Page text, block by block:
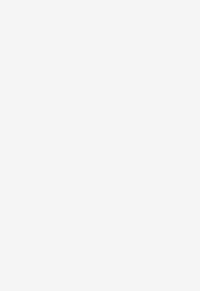
regisztráció).
Az azonosítás az
elérjék a